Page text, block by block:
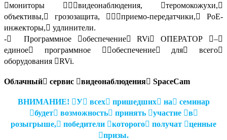
􀀁мониторы 􀀁􀀁􀀁видеонаблюдения, 􀀁теромокожухи,􀀁
объективы,􀀁 грозозащита, 􀀁􀀁􀀁приемо-передатчики,􀀁 PoE-
инжекторы,􀀁 удлинители.
-􀀁 Программное 􀀁обеспечение􀀁 RVi􀀁 ОПЕРАТОР 􀀁–􀀁
единое􀀁 программное 􀀁􀀁обеспечение􀀁 для􀀁 всего􀀁
оборудования 􀀁RVi.
Облачный􀀁 сервис 􀀁видеонаблюдения􀀁 SpaceCam
ВНИМАНИЕ! 􀀁У􀀁 всех􀀁 пришедших􀀁 на􀀁 семинар
􀀁будет􀀁 возможность􀀁 принять 􀀁участие 􀀁в􀀁
розыгрыше,􀀁 победители 􀀁которого􀀁 получат 􀀁ценные
􀀁призы.